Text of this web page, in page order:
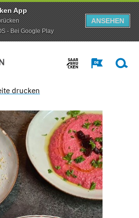
App
- Bei Google Play
ANSEHEN
drucken